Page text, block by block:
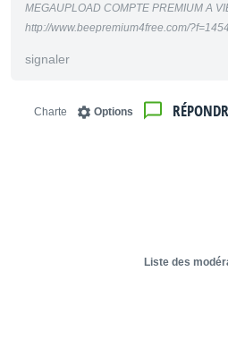
MEGAUPLOAD COMPTE PREMIUM A
http://www.beepremium4free.com/
signaler
Options
Charte
Liste des